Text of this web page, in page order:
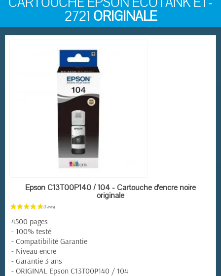
2721 ORIGINALE
RUPTURE DE STOCK
Epson C13T00P140 / 104 - Cartouche d'encre noire
originale
4500 pages
- 100% testé
- Compatibilité Garantie
- Niveau encre
- Garantie 3 ans
- ORIGINAL Epson C13T00P140 / 104